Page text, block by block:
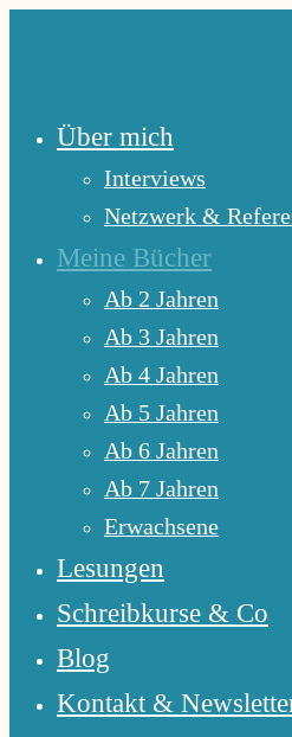
Über mich
Interviews
Netzwerk &
Meine Bücher
Ab 2 Jahren
Ab 3 Jahren
Ab 4 Jahren
Ab 5 Jahren
Ab 6 Jahren
Ab 7 Jahren
Erwachsene
Lesungen
Schreibkurse & Co
Blog
Kontakt &